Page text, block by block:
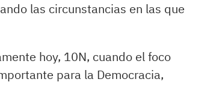
las circunstancias en las que
hoy, 10N, cuando el foco
para la Democracia,